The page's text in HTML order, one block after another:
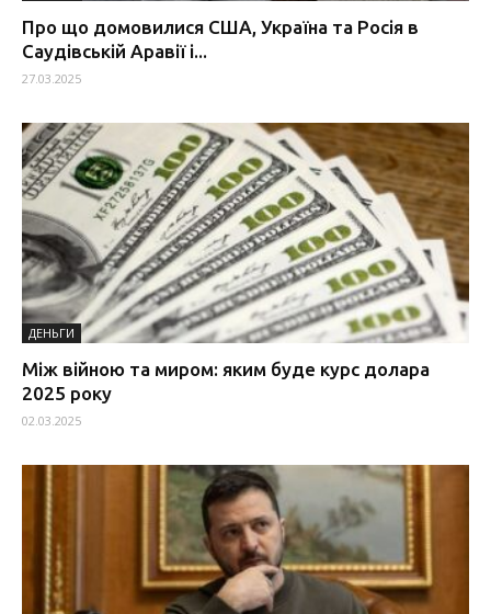
Про що домовилися США, Україна та Росія в
Саудівській Аравії і...
27.03.2025
ДЕНЬГИ
Між війною та миром: яким буде курс долара
2025 року
02.03.2025